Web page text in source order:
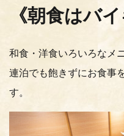
《朝食はバ
和食・洋食いろいろなメ
連泊でも飽きずにお食事
す。